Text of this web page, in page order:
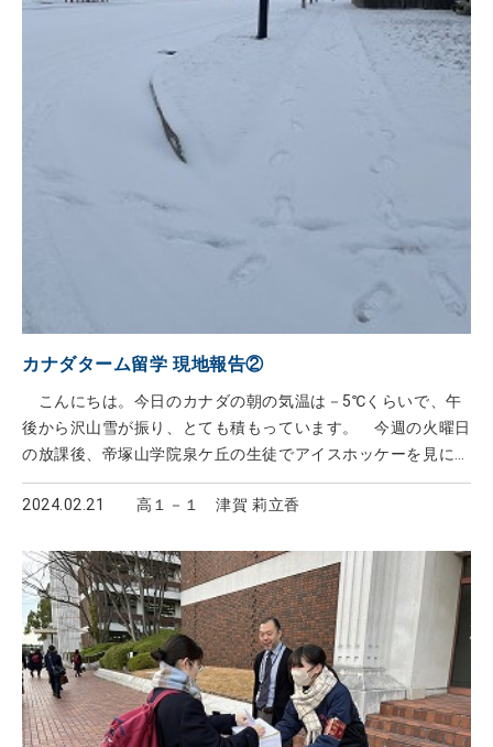
カナダターム留学 現地報告②
こんにちは。今日のカナダの朝の気温は－5℃くらいで、午
後から沢山雪が振り、とても積もっています。 今週の火曜日
の放課後、帝塚山学院泉ケ丘の生徒でアイスホッケーを見に行
きました！ ぶつかり合いなどがある、意外と激しいスポーツ
で、迫力があり、とても楽しかったです。
2024.02.21 高１－１ 津賀 莉立香